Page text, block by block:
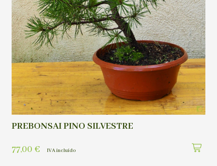
PREBONSAI PINO SILVESTRE
77,00 € IVA incluído